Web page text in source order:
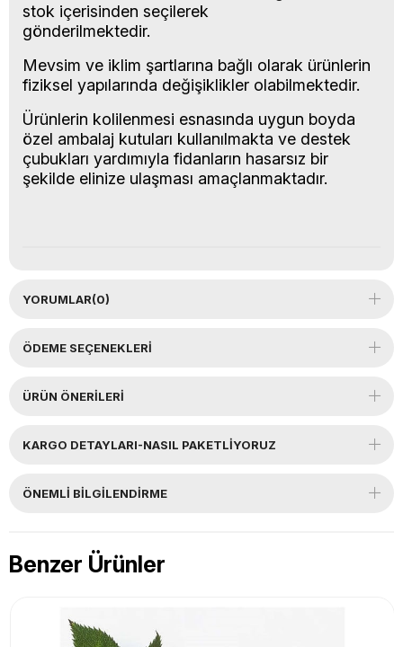
stok içerisinden seçilerek
gönderilmektedir.
Mevsim ve iklim şartlarına bağlı olarak ürünlerin
fiziksel yapılarında değişiklikler olabilmektedir.
Ürünlerin kolilenmesi esnasında uygun boyda
özel ambalaj kutuları kullanılmakta ve destek
çubukları yardımıyla fidanların hasarsız bir
şekilde elinize ulaşması amaçlanmaktadır.
YORUMLAR(0)
ÖDEME SEÇENEKLERI
ÜRÜN ÖNERILERI
KARGO DETAYLARI-NASIL PAKETLİYORUZ
ÖNEMLI BILGILENDIRME
Benzer Ürünler